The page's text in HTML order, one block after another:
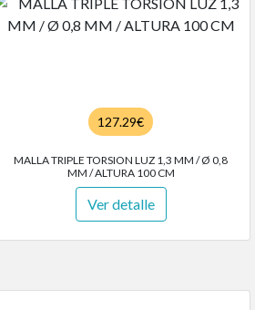
127.29€
MALLA TRIPLE TORSION LUZ 1,3 MM / Ø 0,8
MM / ALTURA 100 CM
Ver detalle